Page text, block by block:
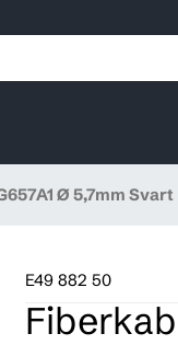
Ø 5,7mm Svart
E49 882 50